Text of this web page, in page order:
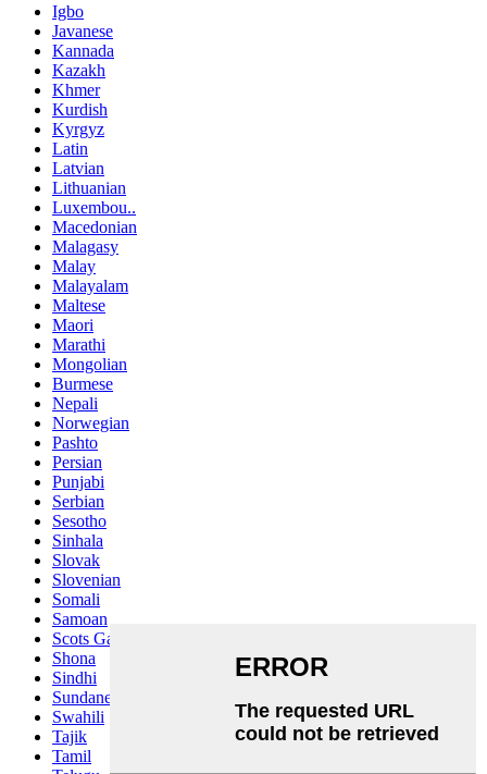
Igbo
Javanese
Kannada
Kazakh
Khmer
Kurdish
Kyrgyz
Latin
Latvian
Lithuanian
Luxembou..
Macedonian
Malagasy
Malay
Malayalam
Maltese
Maori
Marathi
Mongolian
Burmese
Nepali
Norwegian
Pashto
Persian
Punjabi
Serbian
Sesotho
Sinhala
Slovak
Slovenian
Somali
Samoan
Scots Gaelic
Shona
Sindhi
Sundanese
Swahili
Tajik
Tamil